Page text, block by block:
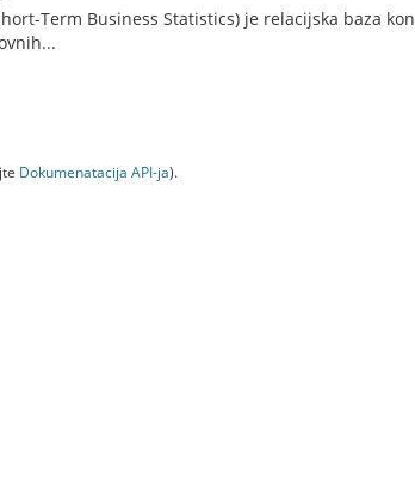
Term Business Statistics) je relacijska baza
Dokumenаtаcijа API-jа).